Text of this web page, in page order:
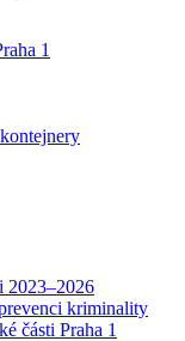
1
2023–2026
kriminality
části Praha 1